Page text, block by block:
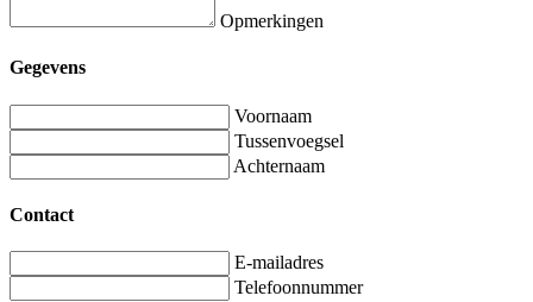
Opmerkingen
Gegevens
Voornaam
Tussenvoegsel
Achternaam
Contact
E-mailadres
Telefoonnummer